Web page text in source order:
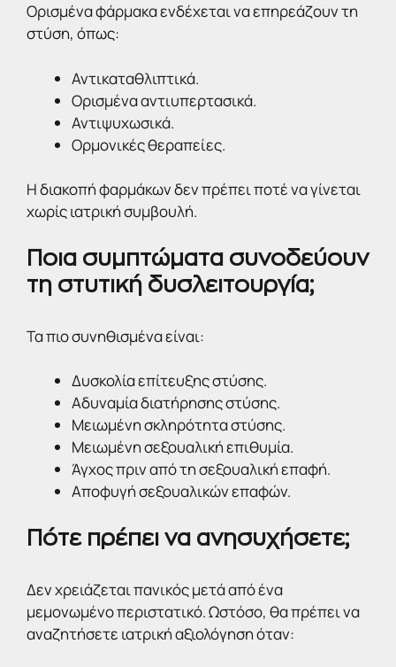
Ορισμένα φάρμακα ενδέχεται να επηρεάζουν τη
στύση, όπως:
Αντικαταθλιπτικά.
Ορισμένα αντιυπερτασικά.
Αντιψυχωσικά.
Ορμονικές θεραπείες.
Η διακοπή φαρμάκων δεν πρέπει ποτέ να γίνεται
χωρίς ιατρική συμβουλή.
Ποια συμπτώματα συνοδεύουν
τη στυτική δυσλειτουργία;
Τα πιο συνηθισμένα είναι:
Δυσκολία επίτευξης στύσης.
Αδυναμία διατήρησης στύσης.
Μειωμένη σκληρότητα στύσης.
Μειωμένη σεξουαλική επιθυμία.
Άγχος πριν από τη σεξουαλική επαφή.
Αποφυγή σεξουαλικών επαφών.
Πότε πρέπει να ανησυχήσετε;
Δεν χρειάζεται πανικός μετά από ένα
μεμονωμένο περιστατικό. Ωστόσο, θα πρέπει να
αναζητήσετε ιατρική αξιολόγηση όταν: